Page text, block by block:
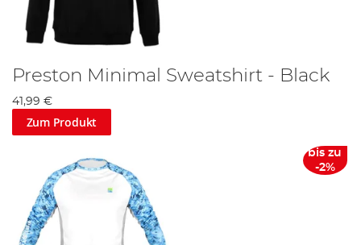
Preston Minimal Sweatshirt - Black
41,99 €
Zum Produkt
bis zu
-2%